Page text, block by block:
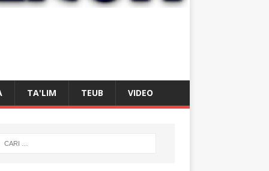
TA'LIM TEUB VIDEO